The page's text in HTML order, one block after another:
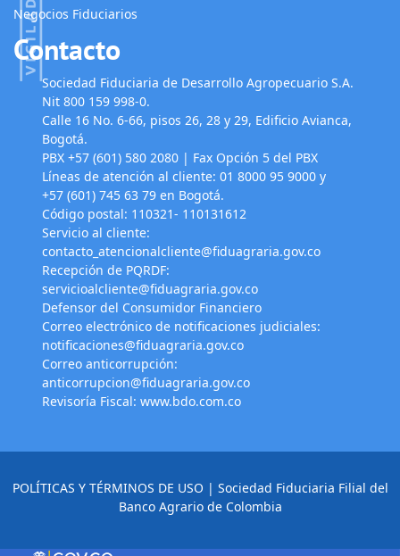
Negocios Fiduciarios
Contacto
Sociedad Fiduciaria de Desarrollo Agropecuario S.A.
Nit 800 159 998-0.
Calle 16 No. 6-66, pisos 26, 28 y 29, Edificio Avianca,
Bogotá.
PBX +57 (601) 580 2080 | Fax Opción 5 del PBX
Líneas de atención al cliente: 01 8000 95 9000 y
+57 (601) 745 63 79 en Bogotá.
Código postal: 110321- 110131612
Servicio al cliente:
contacto_atencionalcliente@fiduagraria.gov.co
Recepción de PQRDF:
servicioalcliente@fiduagraria.gov.co
Defensor del Consumidor Financiero
Correo electrónico de notificaciones judiciales:
notificaciones@fiduagraria.gov.co
Correo anticorrupción:
anticorrupcion@fiduagraria.gov.co
Revisoría Fiscal: www.bdo.com.co
POLÍTICAS Y TÉRMINOS DE USO | Sociedad Fiduciaria Filial del
Banco Agrario de Colombia